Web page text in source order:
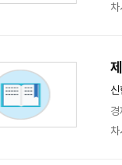
차
신
차